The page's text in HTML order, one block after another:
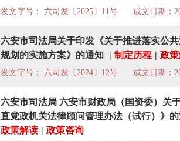
发文字号： 六司发〔2025〕11号 成文日期：
六安市司法局关于印发《关于推进落实公
规划的实施方案》的通知 | 制定历程 | 政
发文字号： 六司发〔2024〕12号 成文日期：
六安市司法局 六安市财政局（国资委）关
直党政机关法律顾问管理办法（试行）》
政策解读 | 政策咨询